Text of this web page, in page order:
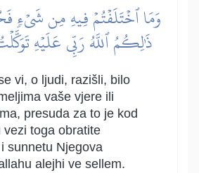
وَمَا ٱخۡتَلَفۡتُمۡ فِيهِ مِن شَيۡءٖ
ذَٰلِكُمُ ٱللَّهُ رَبِّي عَلَيۡهِ
vi, o ljudi, razišli, bilo
vaše vjere ili
presuda za to je kod
toga obratite
sunnetu Njegova
alejhi ve sellem.